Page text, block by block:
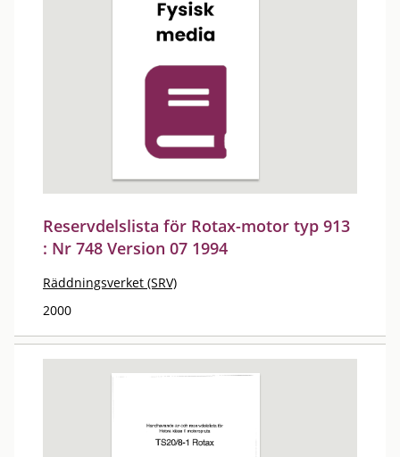
Reservdelslista för Rotax-motor typ 913
: Nr 748 Version 07 1994
Räddningsverket (SRV)
2000